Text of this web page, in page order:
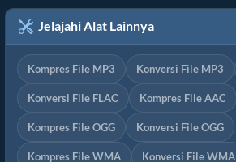
Jelajahi Alat Lainnya
Kompres File MP3 Konversi File MP3
Konversi File FLAC Kompres File AAC
Kompres File OGG Konversi File OGG
Kompres File WMA Konversi File WMA